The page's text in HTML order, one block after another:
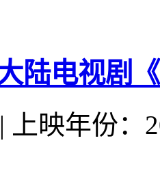
陆电视剧
|
上映年份：